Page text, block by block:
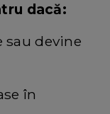
dacă:
sau devine
în